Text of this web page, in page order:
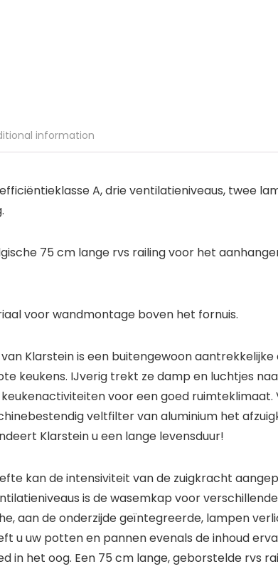
information
A, drie ventilatieniveaus, twee
75 cm lange rvs railing voor het
voor wandmontage boven het fornuis.
Klarsteinis een buitengewoon aantrekkelijke
keukens. IJverig trekt ze damp en luchtjes
voor een goed ruimteklimaat.
veltfilter van aluminium het
Klarsteinu een lange levensduur!
kan de intensiviteit van de zuigkracht
is dewasemkap voor
aan de onderzijde geïntegreerde, lampen
u uw potten en pannen evenals de inhoud
in het oog. Een 75 cm lange, geborstelde rvs